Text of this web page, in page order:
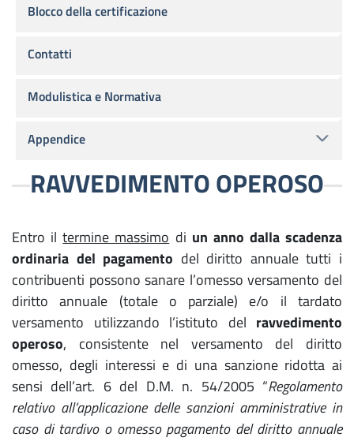
RAVVEDIMENTO OPEROSO
Entro iltermine massimo di un anno dalla scadenza
ordinaria del pagamento del diritto annuale tutti i
contribuenti possono sanare l’omesso versamento del
diritto annuale (totale o parziale) e/o il tardato
versamento utilizzando l’istituto del ravvedimento
operoso, consistente nel versamento del diritto
omesso, degli interessi e di una sanzione ridotta ai
sensi dell’art. 6 del D.M. n. 54/2005 “Regolamento
relativo all’applicazione delle sanzioni amministrative in
caso di tardivo o omesso pagamento del diritto annuale
Blocco della certificazione
Contatti
Modulistica e Normativa
Appendice